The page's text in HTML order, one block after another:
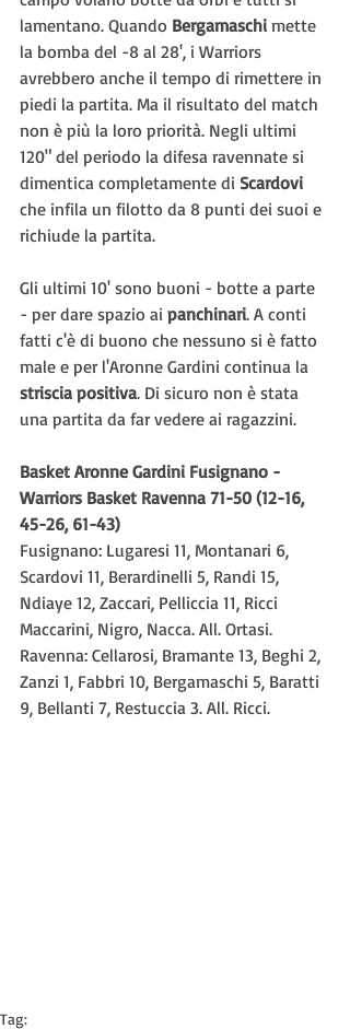
lamentano. Quando Bergamaschi mette
la bomba del -8 al 28', i Warriors
avrebbero anche il tempo di rimettere in
piedi la partita. Ma il risultato del match
non è più la loro priorità. Negli ultimi
120" del periodo la difesa ravennate si
dimentica completamente di Scardovi
che infila un filotto da 8 punti dei suoi e
richiude la partita.
Gli ultimi 10' sono buoni - botte a parte
- per dare spazio ai panchinari. A conti
fatti c'è di buono che nessuno si è fatto
male e per l'Aronne Gardini continua la
striscia positiva. Di sicuro non è stata
una partita da far vedere ai ragazzini.
Basket Aronne Gardini Fusignano -
Warriors Basket Ravenna 71-50 (12-16,
45-26, 61-43)
Fusignano: Lugaresi 11, Montanari 6,
Scardovi 11, Berardinelli 5, Randi 15,
Ndiaye 12, Zaccari, Pelliccia 11, Ricci
Maccarini, Nigro, Nacca. All. Ortasi.
Ravenna: Cellarosi, Bramante 13, Beghi 2,
Zanzi 1, Fabbri 10, Bergamaschi 5, Baratti
9, Bellanti 7, Restuccia 3. All. Ricci.
Tag: